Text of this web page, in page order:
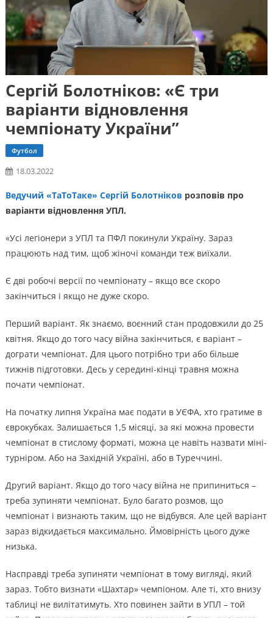
Сергій Болотніков: «Є три
варіанти відновлення
чемпіонату України”
Футбол
18.03.2022
Ведучий «ТаТоТаке» Сергій Болотніков розповів про
варіанти відновлення УПЛ.
«Усі легіонери з УПЛ та ПФЛ покинули Україну. Зараз
працюють над тим, щоб жіночі команди теж виїхали.
Є дві робочі версії по чемпіонату – якщо все скоро
закінчиться і якщо не дуже скоро.
Перший варіант. Як знаємо, воєнний стан продовжили до 25
квітня. Якщо до того часу війна закінчиться, є варіант –
дограти чемпіонат. Для цього потрібно три або більше
тижнів підготовки. Десь у середині-кінці травня можна
почати чемпіонат.
На початку липня Україна має подати в УЄФА, хто гратиме в
єврокубках. Залишається 1,5 місяці, за які можна провести
чемпіонат в стислому форматі, можна це навіть назвати міні-
турніром. Або на Західній Україні, або в Туреччині.
Другий варіант. Якщо до того часу війна не припиниться –
треба зупиняти чемпіонат. Було багато розмов, що
чемпіонат і визнають таким, що не відбувся. Але цей варіант
зараз відкидається максимально. Ймовірність цього дуже
низька.
Насправді треба зупиняти чемпіонат в тому вигляді, який
зараз. Тобто визнати «Шахтар» чемпіоном. Але ті, хто внизу
таблиці не вилітатимуть. Хто повинен зайти в УПЛ – той